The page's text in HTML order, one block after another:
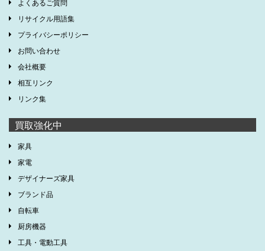
よくあるご質問
リサイクル用語集
プライバシーポリシー
お問い合わせ
会社概要
相互リンク
リンク集
買取強化中
家具
家電
デザイナーズ家具
ブランド品
自転車
厨房機器
工具・電動工具